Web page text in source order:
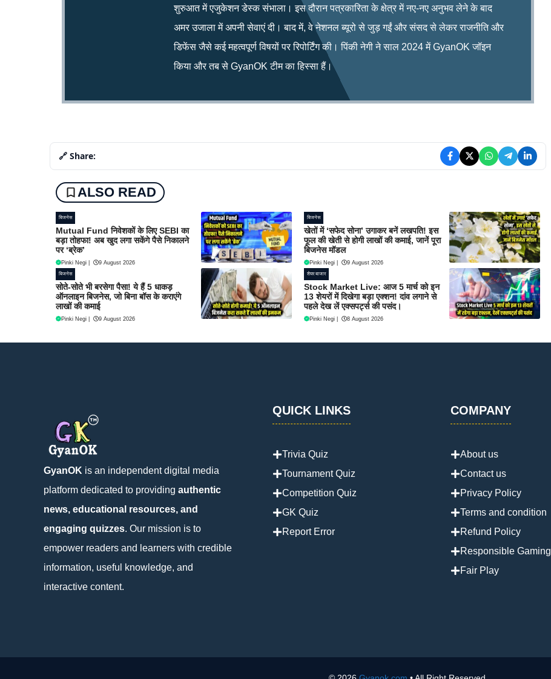
शुरुआत में एजुकेशन डेस्क संभाला। इस दौरान पत्रकारिता के क्षेत्र में नए-नए अनुभव लेने के बाद
अमर उजाला में अपनी सेवाएं दी। बाद में, वे नेशनल ब्यूरो से जुड़ गईं और संसद से लेकर राजनीति और
डिफेंस जैसे कई महत्वपूर्ण विषयों पर रिपोर्टिंग की। पिंकी नेगी ने साल 2024 में GyanOK जॉइन
किया और तब से GyanOK टीम का हिस्सा हैं।
🔗 Share:
ALSO READ
बिजनेस
Mutual Fund निवेशकों के लिए SEBI का
बड़ा तोहफा! अब खुद लगा सकेंगे पैसे निकालने
पर ‘ब्रेक’
Pinki Negi 9 August 2026
बिजनेस
खेतों में ‘सफेद सोना’ उगाकर बनें लखपति! इस
फूल की खेती से होगी लाखों की कमाई, जानें पूरा
बिजनेस मॉडल
Pinki Negi 9 August 2026
बिजनेस
सोते-सोते भी बरसेगा पैसा! ये हैं 5 धाकड़
ऑनलाइन बिजनेस, जो बिना बॉस के कराएंगे
लाखों की कमाई
Pinki Negi 9 August 2026
शेयर बाजार
Stock Market Live: आज 5 मार्च को इन
13 शेयरों में दिखेगा बड़ा एक्शन! दांव लगाने से
पहले देख लें एक्सपर्ट्स की पसंद।
Pinki Negi 8 August 2026
GyanOK is an independent digital media
platform dedicated to providing authentic
news, educational resources, and
engaging quizzes. Our mission is to
empower readers and learners with credible
information, useful knowledge, and
interactive content.
QUICK LINKS
Trivia Quiz
Tournament Quiz
Competition Quiz
GK Quiz
Report Error
COMPANY
About us
Contact us
Privacy Policy
Terms and condition
Refund Policy
Responsible Gaming
Fair Play